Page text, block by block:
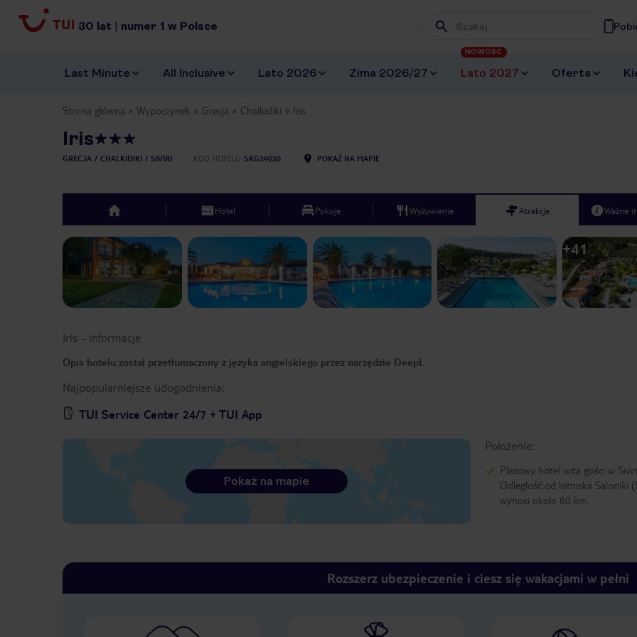
30 lat | numer 1 w Polsce Wpisz frazę, której szukasz
Last Minute All Inclusive Lato 2026 Zima 2026/27 Lato 2027
NOWOŚĆ
Oferta
Strona główna Wypoczynek Grecja Chalkidiki Iris
Iris
GRECJA CHALKIDIKI SIVIRI KOD HOTELU SKG29020 POKAŻ NA MAPIE
top Hotel Pokoje Wyżywienie Atrakcje Ważne
Previous slide +41
Iris - informacje
Opis hotelu został przetłumaczony z języka angielskiego przez narzędzie DeepL
Najpopularniejsze udogodnienia:
TUI Service Center 24/7 + TUI App
Położenie:
Plażowy hotel wita gości w Siviri.
Odległość od lotniska Saloniki
wynosi około 80 km.
Pokaż na mapie
Rozszerz ubezpieczenie i ciesz się wakacjami w pełni